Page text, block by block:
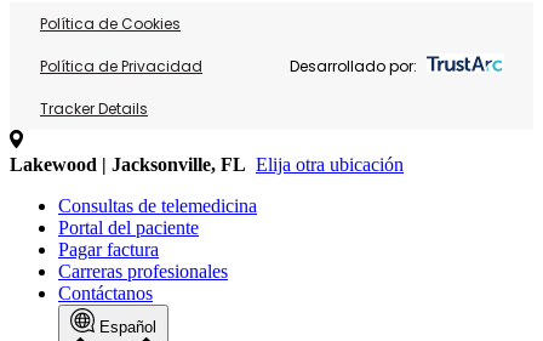
Política de Cookies
Política de Privacidad
Tracker Details
Desarrollado por:
Lakewood | Jacksonville, FL Elija otra ubicación
Consultas de telemedicina
Portal del paciente
Pagar factura
Carreras profesionales
Contáctanos
Español